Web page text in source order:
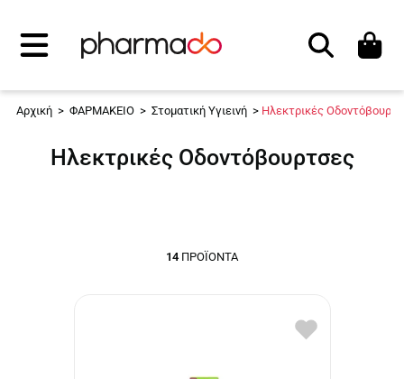
Αναζήτηση
Αρχική > ΦΑΡΜΑΚΕΙΟ > Στοματική Υγιεινή > Ηλεκτρικές
Ηλεκτρικές Οδοντόβουρτσες
14 ΠΡΟΪΌΝΤΑ